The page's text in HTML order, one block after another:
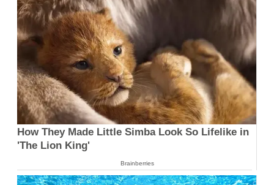
How They Made Little Simba Look So Lifelike in
'The Lion King'
Brainberries